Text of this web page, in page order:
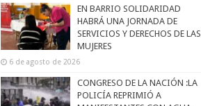
EN BARRIO SOLIDARIDAD
HABRÁ UNA JORNADA DE
SERVICIOS Y DERECHOS DE LAS
MUJERES
6 de agosto de 2026
CONGRESO DE LA NACIÓN :LA
POLICÍA REPRIMIÓ A